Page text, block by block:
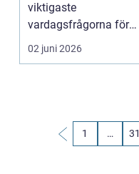
viktigaste
vardagsfrågorna för
hundägare. Maten
påverkar hunden...
02 juni 2026
1 … 31